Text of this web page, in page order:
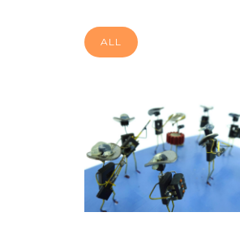
ALL
GRUPO NORTEÑO
Grupo Norteño